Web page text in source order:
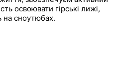
освоювати гірські лижі,
на сноутюбах.